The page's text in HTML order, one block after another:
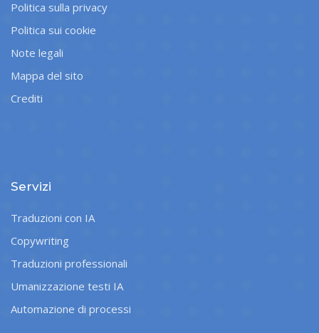
Politica sulla privacy
Politica sui cookie
Note legali
Mappa del sito
Crediti
Servizi
Traduzioni con IA
Copywriting
Traduzioni professionali
Umanizzazione testi IA
Automazione di processi